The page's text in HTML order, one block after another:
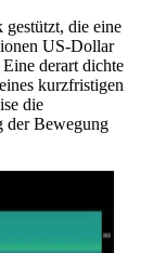
die eine
US-Dollar
derart dichte
kurzfristigen
die
der Bewegung